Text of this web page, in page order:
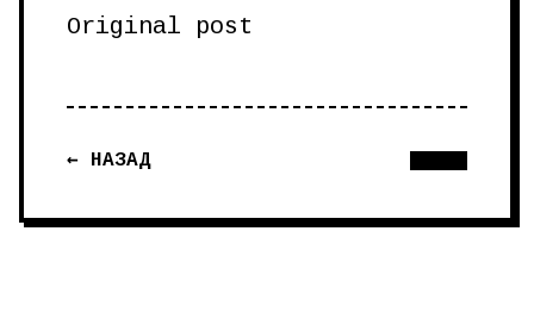
Original post
← НАЗАД